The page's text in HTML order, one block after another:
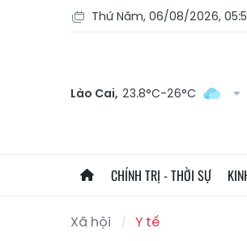
Thứ Năm, 06/08/2026,
Lào Cai, 23.8°C-26°C
CHÍNH TRỊ - THỜI SỰ
Xã hội Y tế